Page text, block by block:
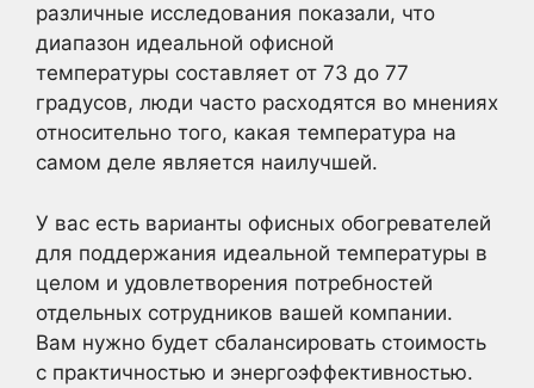
различные исследования показали, что
диапазон идеальной офисной
температуры составляет от 73 до 77
градусов, люди часто расходятся во мнениях
относительно того, какая температура на
самом деле является наилучшей.
У вас есть варианты офисных обогревателей
для поддержания идеальной температуры в
целом и удовлетворения потребностей
отдельных сотрудников вашей компании.
Вам нужно будет сбалансировать стоимость
с практичностью и энергоэффективностью.